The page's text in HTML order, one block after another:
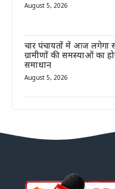
August 5, 2026
चार पंचायतों में आज लगेगा
ग्रामीणों की समस्याओं का
समाधान
August 5, 2026